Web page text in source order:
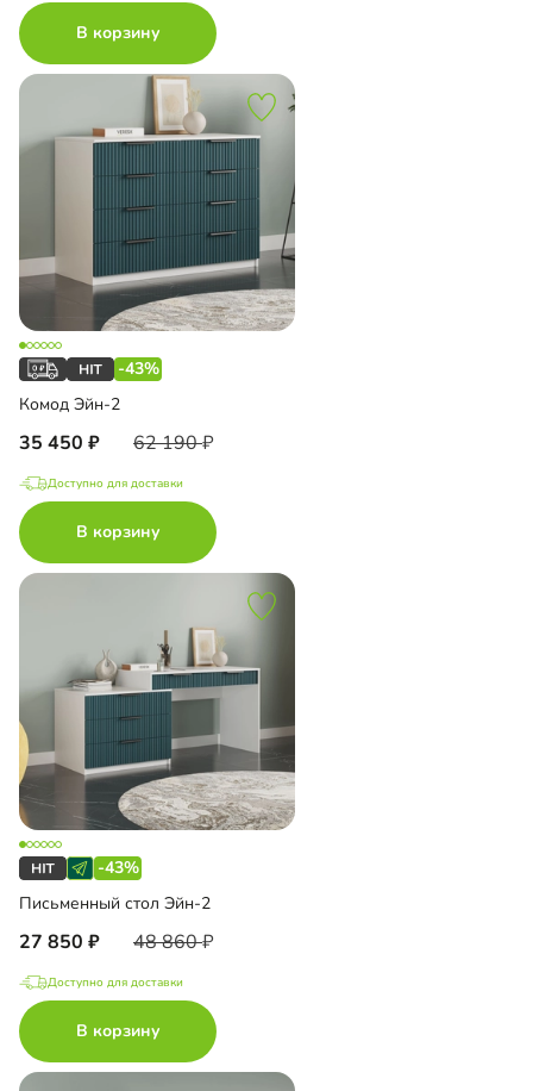
В корзину
-43%
Комод Эйн-2
35 450 62 190
Доступно для доставки
В корзину
-43%
Письменный стол Эйн-2
27 850 48 860
Доступно для доставки
В корзину